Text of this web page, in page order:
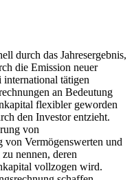
durch das Jahresergebnis,
die Emission neuer
tätigen
an Bedeutung
flexibler geworden
den Investor entzieht.
von
von Vermögenswerten und
nennen, deren
vollzogen wird.